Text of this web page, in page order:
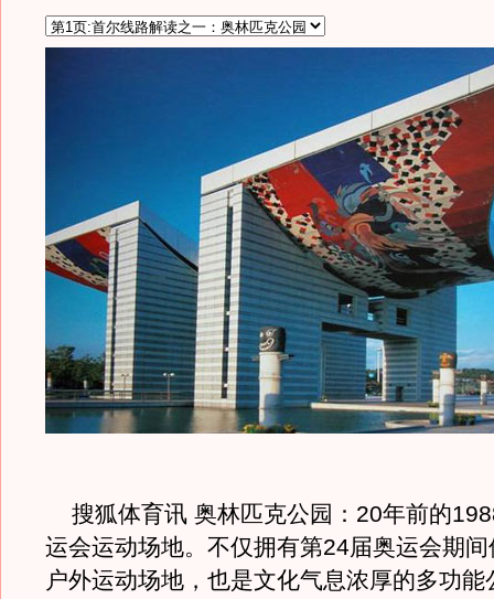
搜狐体育讯 奥林匹克公园：20年前的
运会运动场地。不仅拥有第24届奥运会期
户外运动场地，也是文化气息浓厚的多功能